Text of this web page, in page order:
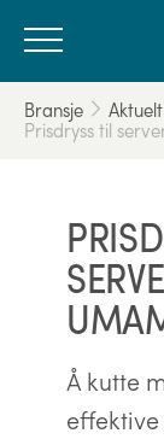
Bransje Aktuelt
Prisdryss til
Å kutte